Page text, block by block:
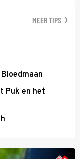
MEER TIPS
Puk en het